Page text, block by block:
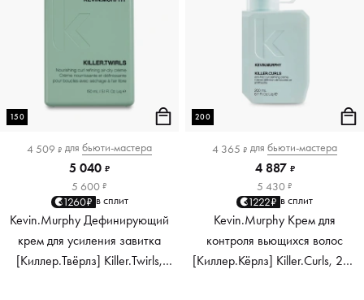
150
4 509 ₽ для бьюти-мастера
5 040 ₽
5 600 ₽
1260₽ в сплит
Kevin.Murphy Дефинирующий
крем для усиления завитка
[Киллер.Твёрлз] Killer.Twirls,
200
4 365 ₽ для бьюти-мастера
4 887 ₽
5 430 ₽
1222₽ в сплит
Kevin.Murphy Крем для
контроля вьющихся волос
[Киллер.Кёрлз] Killer.Curls, 200